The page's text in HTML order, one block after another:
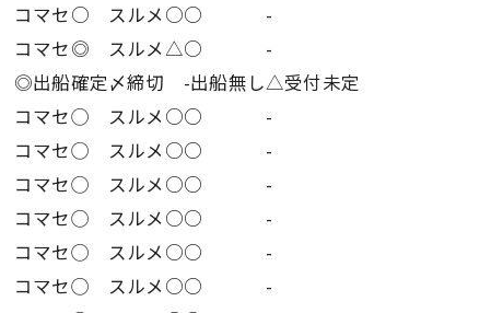
コマセ○ スルメ○○
-
コマセ◎ スルメ△○
-
◎出船確定〆締切 -出船無し△受付未定
コマセ◯ スルメ○○
-
コマセ◯ スルメ○○
-
コマセ◯ スルメ○○
-
コマセ◯ スルメ○○
-
コマセ◯ スルメ○○
-
コマセ◯ スルメ○○
-